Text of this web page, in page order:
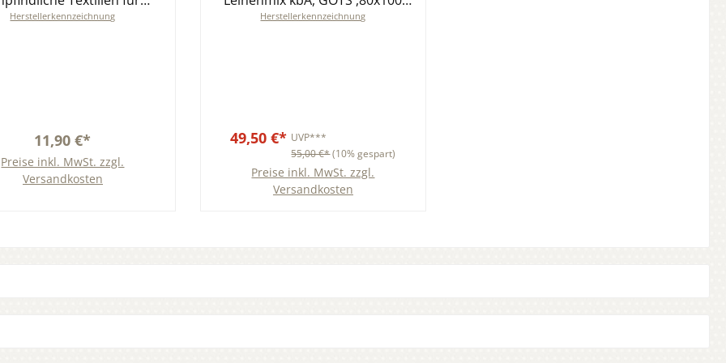
Flecken ohne
Herstellerkennzeichnung
11,90 €*
Preise inkl. MwSt. zzgl.
Versandkosten
cm
Herstellerkennzeichnung
49,50 €* UVP***
55,00 €*(10% gespart)
Preise inkl. MwSt. zzgl.
Versandkosten